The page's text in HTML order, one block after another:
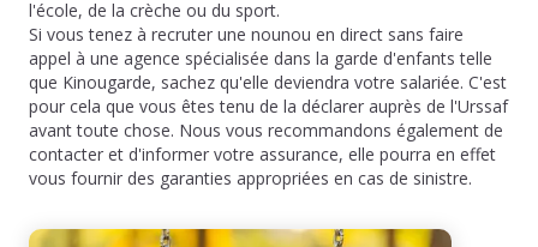
l'école, de la crèche ou du sport.
Si vous tenez à recruter une nounou en direct sans faire
appel à une agence spécialisée dans la garde d'enfants telle
que Kinougarde, sachez qu'elle deviendra votre salariée. C'est
pour cela que vous êtes tenu de la déclarer auprès de l'Urssaf
avant toute chose. Nous vous recommandons également de
contacter et d'informer votre assurance, elle pourra en effet
vous fournir des garanties appropriées en cas de sinistre.